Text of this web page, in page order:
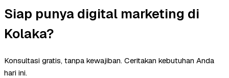
Siap punya digital marketing di
Kolaka?
Konsultasi gratis, tanpa kewajiban. Ceritakan kebutuhan Anda
hari ini.